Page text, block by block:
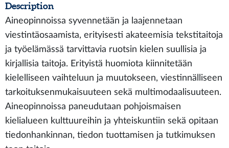
Description
Aineopinnoissa syvennetään ja laajennetaan
viestintäosaamista, erityisesti akateemisia tekstitaitoja
ja työelämässä tarvittavia ruotsin kielen suullisia ja
kirjallisia taitoja. Erityistä huomiota kiinnitetään
kielelliseen vaihteluun ja muutokseen, viestinnälliseen
tarkoituksenmukaisuuteen sekä multimodaalisuuteen.
Aineopinnoissa paneudutaan pohjoismaisen
kielialueen kulttuureihin ja yhteiskuntiin sekä opitaan
tiedonhankinnan, tiedon tuottamisen ja tutkimuksen